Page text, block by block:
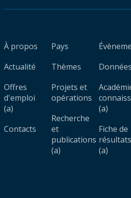
À propos
Actualité
Offres
d'emploi
(a)
Contacts
Pays
Thèmes
Projets et
opérations
Recherche
et
publications
(a)
Données
(a)
Fiche de
résultats
(a)